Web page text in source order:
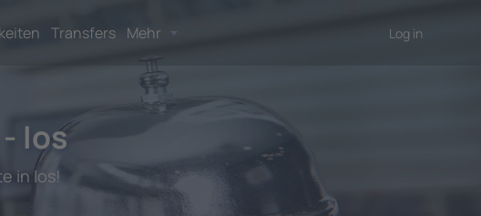
Transfers Mehr Log in
Ios
in Ios!